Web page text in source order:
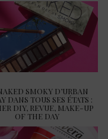
SMOKY D’URBAN
DANS TOUS SES ÉTATS :
DIY, REVUE, MAKE-UP
OF THE DAY